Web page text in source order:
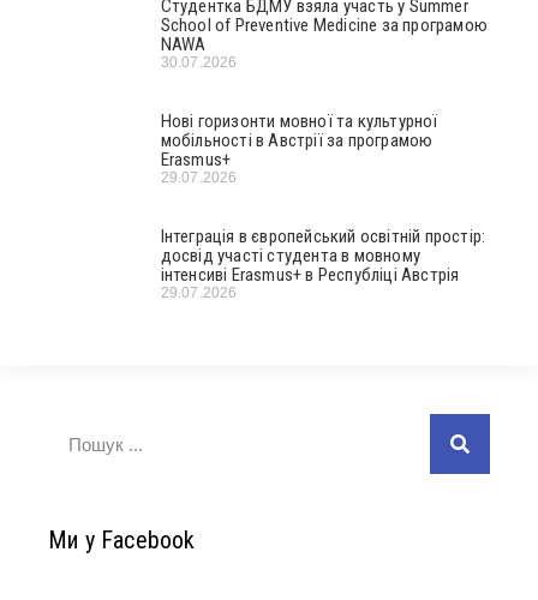
Студентка БДМУ взяла участь у Summer
School of Preventive Medicine за програмою
NAWA
30.07.2026
Нові горизонти мовної та культурної
мобільності в Австрії за програмою
Erasmus+
29.07.2026
Інтеграція в європейський освітній простір:
досвід участі студента в мовному
інтенсиві Erasmus+ в Республіці Австрія
29.07.2026
Ми у Facebook